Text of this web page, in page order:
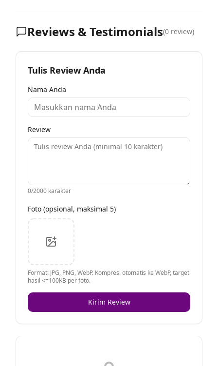
Reviews & Testimonials(0 review)
Tulis Review Anda
Nama Anda
Review
0/2000 karakter
Foto (opsional, maksimal 5)
Format: JPG, PNG, WebP. Kompresi otomatis ke WebP, target
hasil <=100KB per foto.
Kirim Review